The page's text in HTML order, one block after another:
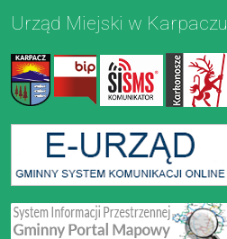
Urząd Miejski w Karpaczu